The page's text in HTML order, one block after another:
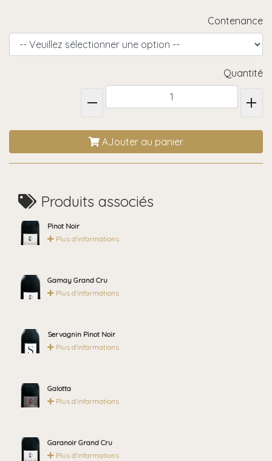
Contenance
Quantité
AJouter au panier
Produits associés
Pinot Noir
Plus d'informations
Gamay Grand Cru
Plus d'informations
Servagnin Pinot Noir
Plus d'informations
Galotta
Plus d'informations
Garanoir Grand Cru
Plus d'informations